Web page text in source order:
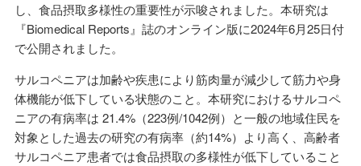
し、食品摂取多様性の重要性が示唆されました。本研究は
『Biomedical Reports』誌のオンライン版に2024年6月25日付
で公開されました。
サルコペニアは加齢や疾患により筋肉量が減少して筋力や身
体機能が低下している状態のこと。本研究におけるサルコペ
ニアの有病率は 21.4%（223例/1042例）と一般の地域住民を
対象とした過去の研究の有病率（約14%）より高く、高齢者
サルコペニア患者では食品摂取の多様性が低下していること